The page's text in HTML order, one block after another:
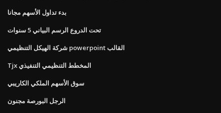
بدء تداول الأسهم مجانا
تحت الدروع الرسم البياني 5 سنوات
شركة الهيكل التنظيمي powerpoint القالب
Tjx المخطط التنظيمي التنفيذي
سوق الأسهم الملكي الكاريبي
الرجل البورصة مجنون